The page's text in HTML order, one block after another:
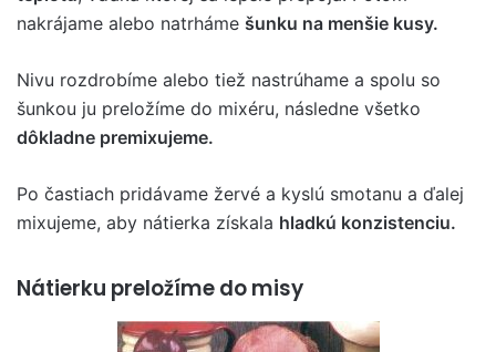
nakrájame alebo natrháme šunku na menšie kusy.
Nivu rozdrobíme alebo tiež nastrúhame a spolu so
šunkou ju preložíme do mixéru, následne všetko
dôkladne premixujeme.
Po častiach pridávame žervé a kyslú smotanu a ďalej
mixujeme, aby nátierka získala hladkú konzistenciu.
Nátierku preložíme do misy